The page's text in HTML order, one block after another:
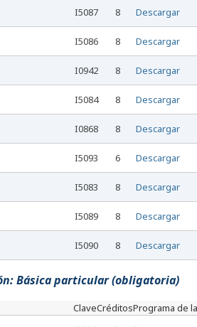
I5087 8 Descargar
I5086 8 Descargar
I0942 8 Descargar
I5084 8 Descargar
I0868 8 Descargar
I5093 6 Descargar
I5083 8 Descargar
I5089 8 Descargar
I5090 8 Descargar
Básica particular (obligatoria)
ClaveCréditosPrograma de